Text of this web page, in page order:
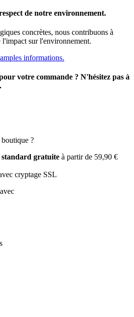
de notre environnement.
concrètes, nous contribuons à
l'impact sur l'environnement.
informations.
votre commande ? N'hésitez pas à
?
gratuite à partir de 59,90 €
cryptage SSL